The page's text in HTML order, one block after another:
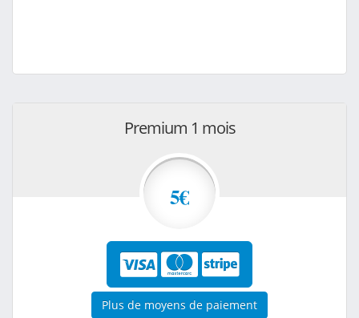
Premium 1 mois
5€
Plus de moyens de paiement